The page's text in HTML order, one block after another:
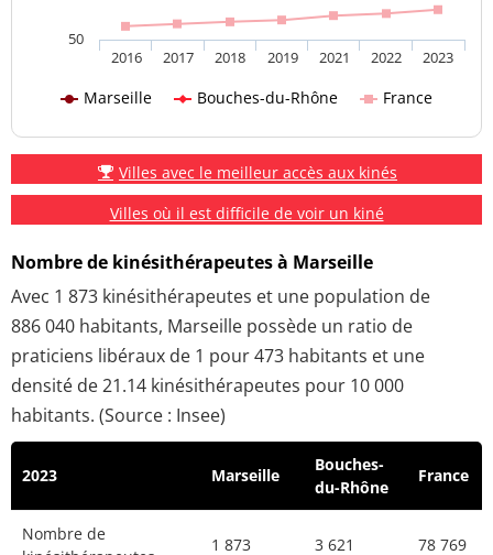
Marseille Bouches-du-Rhône France
2016 2017 2018 2019 2021 2022 2023
50
Villes avec le meilleur accès aux kinés
Villes où il est difficile de voir un kiné
Nombre de kinésithérapeutes à Marseille
Avec 1 873 kinésithérapeutes et une population de
886 040 habitants, Marseille possède un ratio de
praticiens libéraux de 1 pour 473 habitants et une
densité de 21.14 kinésithérapeutes pour 10 000
habitants. (Source : Insee)
2023 Marseille
Bouches-
du-Rhône
France
Nombre de
1 873 3 621 78 769